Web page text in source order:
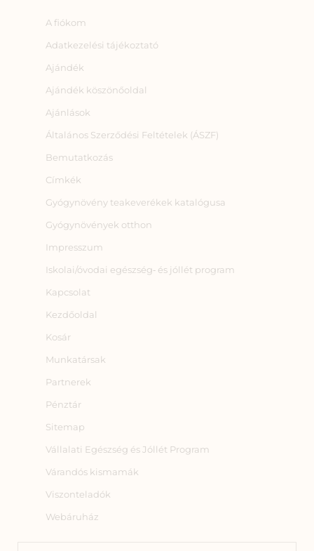
A fiókom
Adatkezelési tájékoztató
Ajándék
Ajándék köszönőoldal
Ajánlások
Általános Szerződési Feltételek (ÁSZF)
Bemutatkozás
Címkék
Gyógynövény teakeverékek katalógusa
Gyógynövények otthon
Impresszum
Iskolai/óvodai egészség‑ és jóllét program
Kapcsolat
Kezdőoldal
Kosár
Munkatársak
Partnerek
Pénztár
Sitemap
Vállalati Egészség és Jóllét Program
Várandós kismamák
Viszonteladók
Webáruház